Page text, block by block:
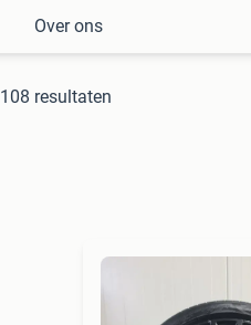
Over ons
108 resultaten